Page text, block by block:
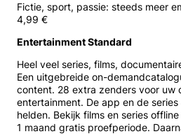
Fictie, sport, passie: steeds meer
4,99 €
Entertainment Standard
Heel veel series, films,
Een uitgebreide on-
content. 28 extra zenders voor uw
entertainment. De app en de
helden. Bekijk films en series
1 maand gratis proefperiode.